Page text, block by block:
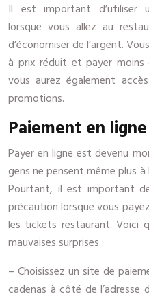
Il est important d’utiliser
lorsque vous allez au
d’économiser de l’argent.
à prix réduit et payer moins
vous aurez également
promotions.
Paiement en
Payer en ligne est devenu
gens ne pensent même plus
Pourtant, il est important
précaution lorsque vous
les tickets restaurant. Voici
mauvaises surprises :
– Choisissez un site de
cadenas à côté de